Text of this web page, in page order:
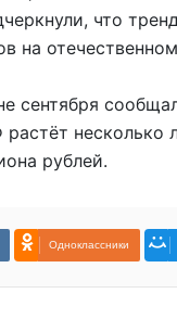
что
на
сентября
рублей.
Одноклассники